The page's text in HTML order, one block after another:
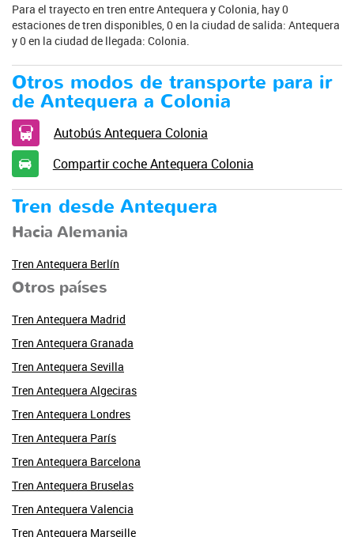
Para el trayecto en tren entre Antequera y Colonia, hay 0
estaciones de tren disponibles, 0 en la ciudad de salida: Antequera
y 0 en la ciudad de llegada: Colonia.
Otros modos de transporte para ir
de Antequera a Colonia
Autobús Antequera Colonia
Compartir coche Antequera Colonia
Tren desde Antequera
Hacia Alemania
Tren Antequera Berlín
Otros países
Tren Antequera Madrid
Tren Antequera Granada
Tren Antequera Sevilla
Tren Antequera Algeciras
Tren Antequera Londres
Tren Antequera París
Tren Antequera Barcelona
Tren Antequera Bruselas
Tren Antequera Valencia
Tren Antequera Marseille